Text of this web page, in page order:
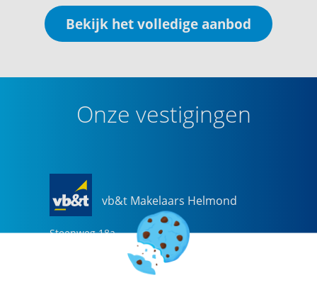
Bekijk het volledige aanbod
Onze vestigingen
vb&t Makelaars Helmond
Steenweg 18a
helmond@vbtmakelaars.nl